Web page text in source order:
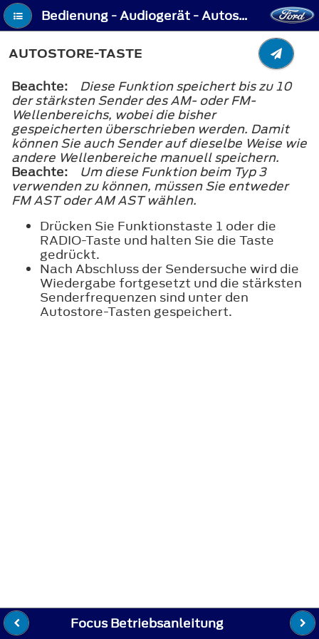
Bedienung - Audiogerät - Autostore-Taste
AUTOSTORE-TASTE
Beachte:
Diese Funktion speichert bis zu 10
der stärksten Sender des AM- oder FM-
Wellenbereichs, wobei die bisher
gespeicherten überschrieben werden. Damit
können Sie auch Sender auf dieselbe Weise wie
andere Wellenbereiche manuell speichern.
Beachte:
Um diese Funktion beim Typ 3
verwenden zu können, müssen Sie entweder
FM AST oder AM AST wählen.
Drücken Sie Funktionstaste 1 oder die
RADIO-Taste und halten Sie die Taste
gedrückt.
Nach Abschluss der Sendersuche wird die
Wiedergabe fortgesetzt und die stärksten
Senderfrequenzen sind unter den
Autostore-Tasten gespeichert.
Focus Betriebsanleitung